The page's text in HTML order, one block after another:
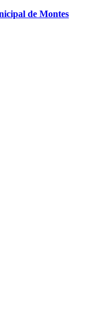
de Montes